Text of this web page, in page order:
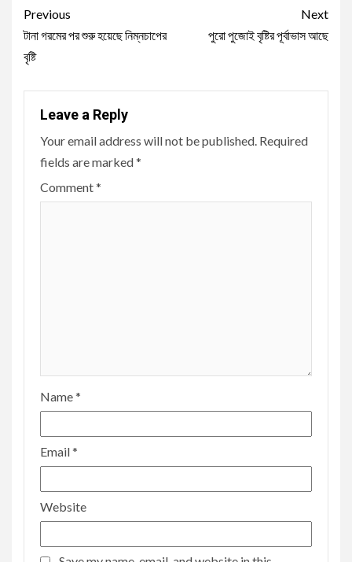
Continue
Reading
Previous
টানা গরমের পর শুরু হয়েছে নিম্নচাপের
বৃষ্টি
Next
পুরো পুজোই বৃষ্টির পূর্বাভাস আছে
Leave a Reply
Your email address will not be published. Required
fields are marked*
Comment*
Name*
Email*
Website